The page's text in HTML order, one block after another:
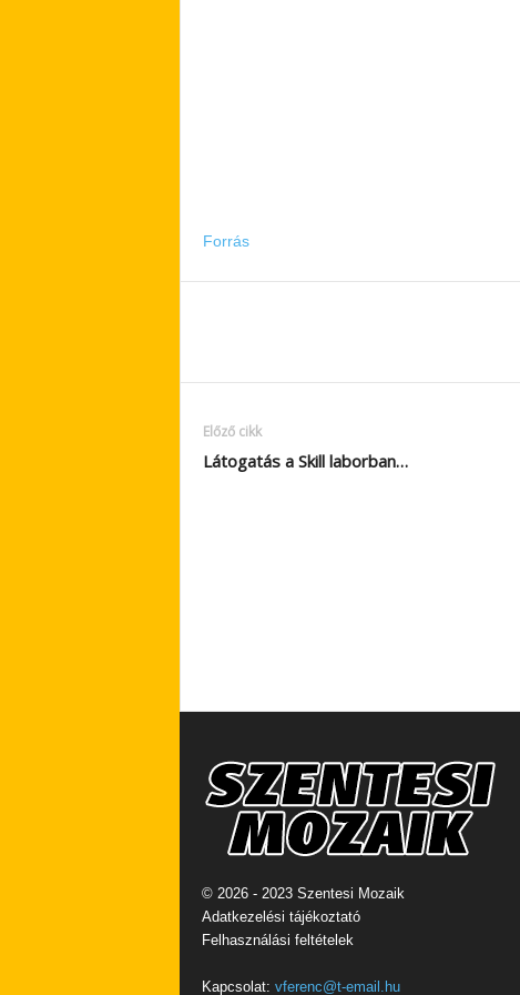
Forrás
Előző cikk
Látogatás a Skill laborban…
© 2026 - 2023 Szentesi Mozaik
Adatkezelési tájékoztató
Felhasználási feltételek
Kapcsolat: vferenc@t-email.hu